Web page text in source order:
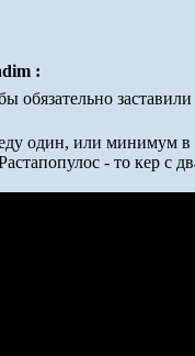
:
обязательно
один, или минимум в
- то кер с